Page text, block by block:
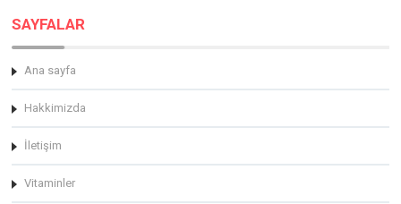
SAYFALAR
Ana sayfa
Hakkimizda
İletişim
Vitaminler